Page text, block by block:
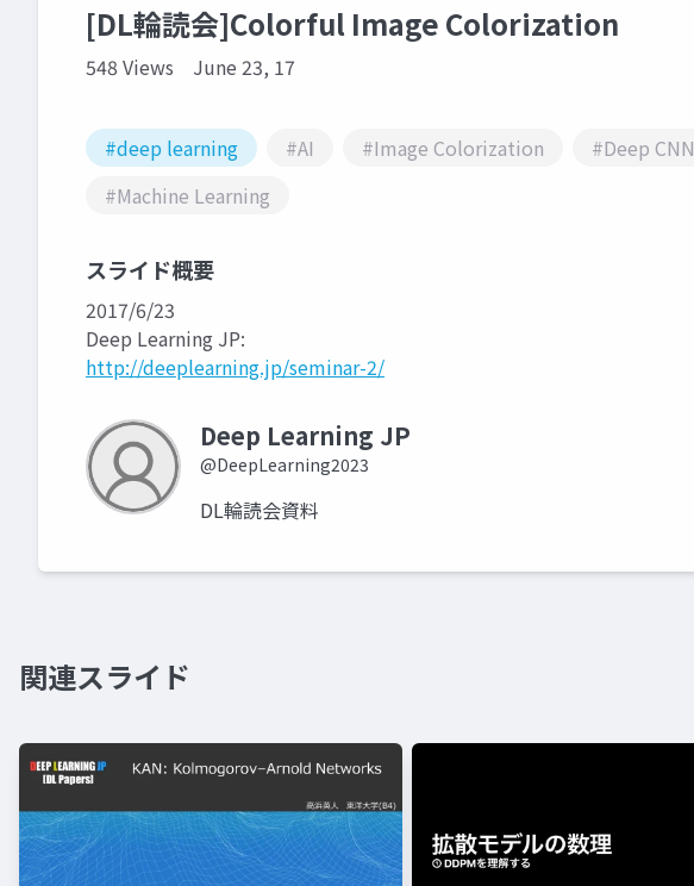
[DL輪読会]Colorful Image Colorization
548 Views June 23, 17
#deep learning #AI #Image Colorization #Deep CNN
#Machine Learning
スライド概要
2017/6/23
Deep Learning JP:
http://deeplearning.jp/seminar-2/
Deep Learning JP
@DeepLearning2023
DL輪読会資料
関連スライド